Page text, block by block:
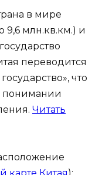
в мире
9,6 млн.кв.км.) и
переводится
что
понимании
Читать